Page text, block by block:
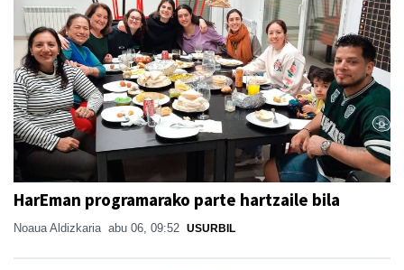
HarEman programarako parte hartzaile bila
Noaua Aldizkaria abu 06, 09:52 USURBIL